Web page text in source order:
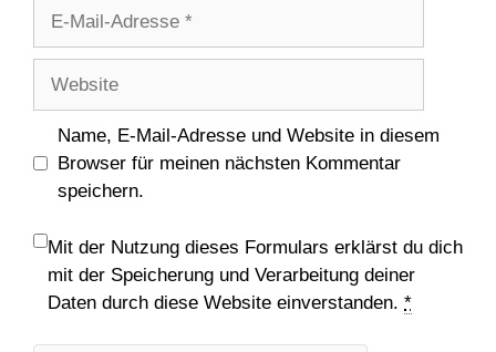
Adresse
Name, E-Mail-Adresse und Website in diesem
Browser für meinen nächsten Kommentar
speichern.
Mit der Nutzung dieses Formulars erklärst du dich
mit der Speicherung und Verarbeitung deiner
Daten durch diese Website einverstanden. *